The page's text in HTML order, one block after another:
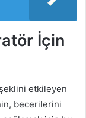
İçin
etkileyen
becerilerini